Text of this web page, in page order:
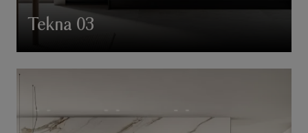
Tekna 03